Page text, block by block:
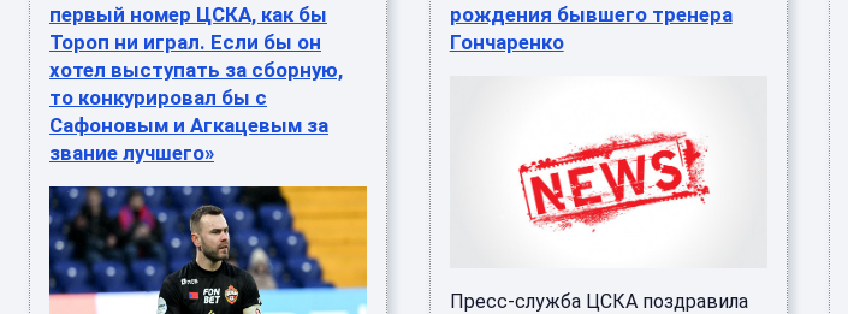
первый номер ЦСКА, как бы
Тороп ни играл. Если бы он
хотел выступать за сборную,
то конкурировал бы с
Сафоновым и Агкацевым за
звание лучшего»
рождения бывшего тренера
Гончаренко
Пресс-служба ЦСКА поздравила